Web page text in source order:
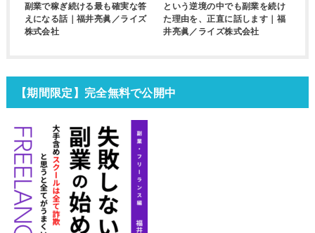
副業で稼ぎ続ける最も確実な答
えになる話｜福井亮眞／ライズ
株式会社
という逆境の中でも副業を続け
た理由を、正直に話します｜福
井亮眞／ライズ株式会社
【期間限定】完全無料で公開中